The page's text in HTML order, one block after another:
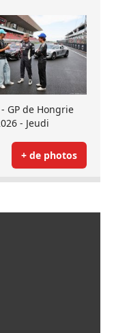
GP de Hongrie
- Jeudi
+ de photos